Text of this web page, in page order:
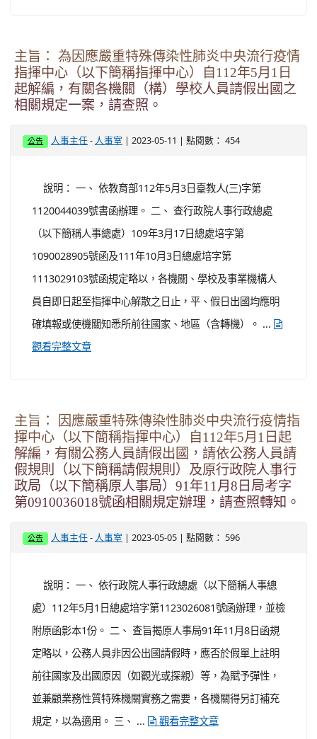
主旨： 為因應嚴重特殊傳染性肺炎中央流行疫情
指揮中心（以下簡稱指揮中心）自112年5月1日
起解編，有關各機關（構）學校人員請假出國之
相關規定一案，請查照。
公告 人事主任 - 人事室 | 2023-05-11 | 點閱數： 454
說明： 一、 依教育部112年5月3日臺教人(三)字第
1120044039號書函辦理。 二、 查行政院人事行政總處
（以下簡稱人事總處）109年3月17日總處培字第
1090028905號函及111年10月3日總處培字第
1113029103號函規定略以，各機關、學校及事業機構人
員自即日起至指揮中心解散之日止，平、假日出國均應明
確填報或使機關知悉所前往國家、地區（含轉機）。 ...
觀看完整文章
主旨： 因應嚴重特殊傳染性肺炎中央流行疫情指
揮中心（以下簡稱指揮中心）自112年5月1日起
解編，有關公務人員請假出國，請依公務人員請
假規則（以下簡稱請假規則）及原行政院人事行
政局（以下簡稱原人事局）91年11月8日局考字
第0910036018號函相關規定辦理，請查照轉知。
公告 人事主任 - 人事室 | 2023-05-05 | 點閱數： 596
說明： 一、 依行政院人事行政總處（以下簡稱人事總
處）112年5月1日總處培字第1123026081號函辦理，並檢
附原函影本1份。 二、 查旨揭原人事局91年11月8日函規
定略以，公務人員非因公出國請假時，應否於假單上註明
前往國家及出國原因（如觀光或探親）等，為賦予彈性，
並兼顧業務性質特殊機關實務之需要，各機關得另訂補充
規定，以為適用。 三、 ...
觀看完整文章